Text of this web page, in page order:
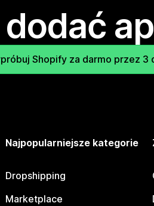
Shopify za darmo przez 3
Najpopularniejsze kategorie
Dropshipping
Marketplace